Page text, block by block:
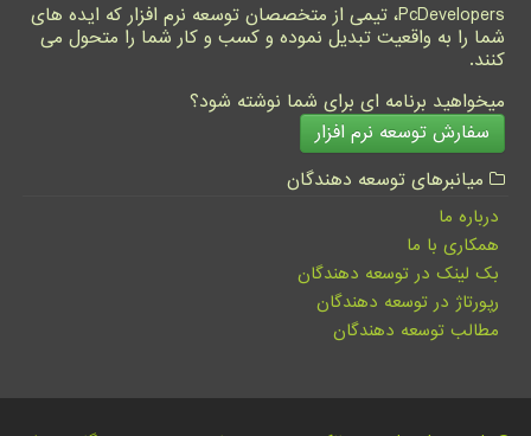
PcDevelopers، تیمی از متخصصان توسعه نرم افزار که ایده های
شما را به واقعیت تبدیل نموده و کسب و کار شما را متحول می
کنند.
میخواهید برنامه ای برای شما نوشته شود؟
سفارش توسعه نرم افزار
میانبرهای توسعه دهندگان
درباره ما
همکاری با ما
بک لینک در توسعه دهندگان
رپورتاژ در توسعه دهندگان
مطالب توسعه دهندگان